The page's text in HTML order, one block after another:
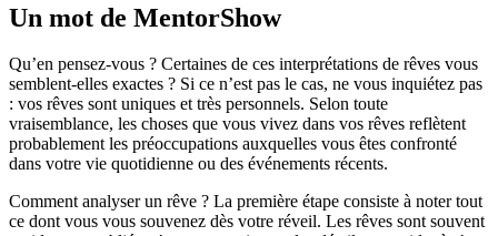
Un mot de MentorShow
Qu’en pensez-vous ? Certaines de ces interprétations de rêves vous
semblent-elles exactes ? Si ce n’est pas le cas, ne vous inquiétez pas
: vos rêves sont uniques et très personnels. Selon toute
vraisemblance, les choses que vous vivez dans vos rêves reflètent
probablement les préoccupations auxquelles vous êtes confronté
dans votre vie quotidienne ou des événements récents.
Comment analyser un rêve ? La première étape consiste à noter tout
ce dont vous vous souvenez dès votre réveil. Les rêves sont souvent